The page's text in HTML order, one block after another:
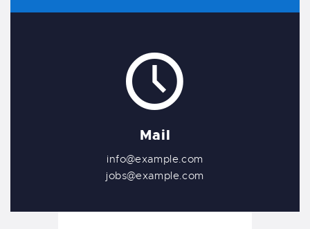
Mail
info@example.com
jobs@example.com